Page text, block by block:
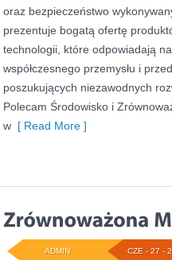
oraz bezpieczeństwo
prezentuje bogatą ofertę
technologii, które odpowiadają
współczesnego przemysłu i
poszukujących niezawodnych
Polecam Środowisko i
w [ Read More ]
CZE - 27 -
ADMIN